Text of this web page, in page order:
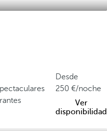
Desde
250
/noche
Ver
disponibilidad